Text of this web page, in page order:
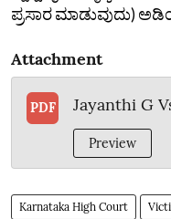
ಪ್ರಸಾರ ಮಾಡುವುದು)
Attachment
PDF Jayanthi G
Preview
Karnataka High Court